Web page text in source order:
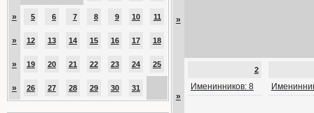
» 5 6 7 8 9 10 11
» 12 13 14 15 16 17 18
» 19 20 21 22 23 24 25
» 26 27 28 29 30 31
»
»
2
Именинников: 8